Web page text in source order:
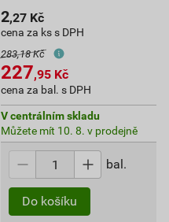
2,27 Kč
cena za ks s DPH
283,18 Kč
227,95 Kč
cena za bal. s DPH
V centrálním skladu
Můžete mít 10. 8. v prodejně
bal.
Do košíku